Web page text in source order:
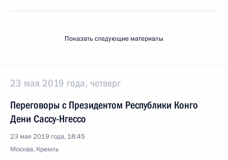
Показать следующие материалы
23 мая 2019 года, четверг
Переговоры с Президентом Республики Конго
Дени Сассу-Нгессо
23 мая 2019 года, 18:45
Москва, Кремль